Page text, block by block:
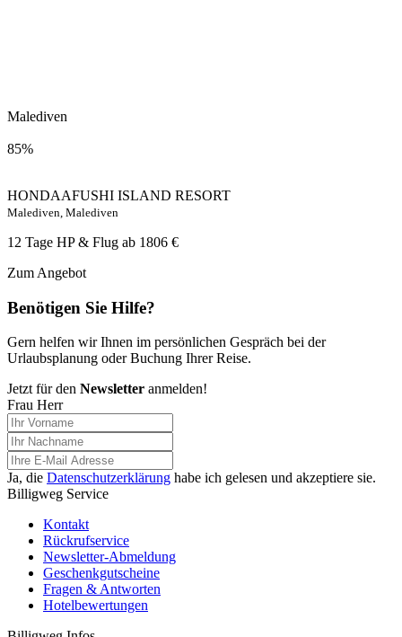
Malediven
85%
HONDAAFUSHI ISLAND RESORT
Malediven, Malediven
12 Tage HP & Flug ab 1806 €
Zum Angebot
Benötigen Sie Hilfe?
Gern helfen wir Ihnen im persönlichen Gespräch bei der
Urlaubsplanung oder Buchung Ihrer Reise.
Jetzt für den Newsletter anmelden!
Frau Herr
Ja, die Datenschutzerklärung habe ich gelesen und akzeptiere sie.
Billigweg Service
Kontakt
Rückrufservice
Newsletter-Abmeldung
Geschenkgutscheine
Fragen & Antworten
Hotelbewertungen